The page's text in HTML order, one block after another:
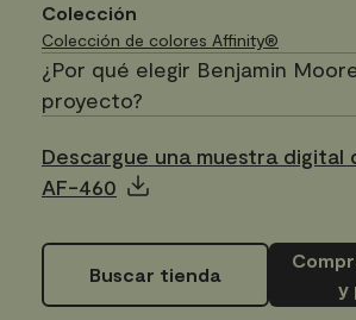
Colección
Colección de colores Affinity®
¿Por qué elegir Benjamin
proyecto?
Descargue una muestra digital
AF-460
Buscar tienda
y